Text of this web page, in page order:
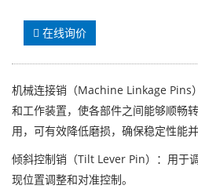
在线询价
机械连接销（Machine Linkage Pins
和工作装置，使各部件之间能够顺畅
用，可有效降低磨损，确保稳定性能
倾斜控制销（Tilt Lever Pin）：用于
现位置调整和对准控制。